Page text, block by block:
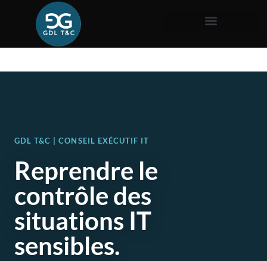
GDL T&C | CONSEIL EXÉCUTIF IT
Reprendre le
contrôle des
situations IT
sensibles.